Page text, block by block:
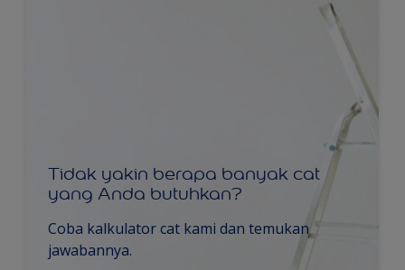
Tidak yakin berapa banyak cat
yang Anda butuhkan?
Coba kalkulator cat kami dan temukan
jawabannya.